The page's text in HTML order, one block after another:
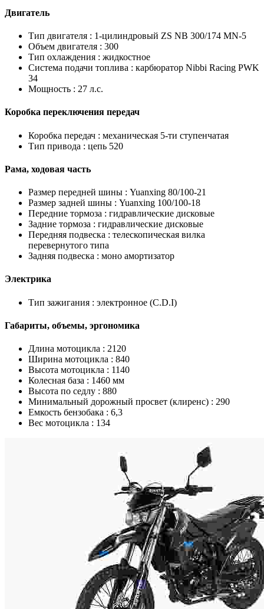
Двигатель
Тип двигателя : 1-цилиндровый ZS NB 300/174 MN-5
Объем двигателя : 300
Тип охлаждения : жидкостное
Система подачи топлива : карбюратор Nibbi Racing PWK
34
Мощность : 27 л.с.
Коробка переключения передач
Коробка передач : механическая 5-ти ступенчатая
Тип привода : цепь 520
Рама, ходовая часть
Размер передней шины : Yuanxing 80/100-21
Размер задней шины : Yuanxing 100/100-18
Передние тормоза : гидравлические дисковые
Задние тормоза : гидравлические дисковые
Передняя подвеска : телескопическая вилка
перевернутого типа
Задняя подвеска : моно амортизатор
Электрика
Тип зажигания : электронное (C.D.I)
Габариты, объемы, эргономика
Длина мотоцикла : 2120
Ширина мотоцикла : 840
Высота мотоцикла : 1140
Колесная база : 1460 мм
Высота по седлу : 880
Минимальный дорожный просвет (клиренс) : 290
Емкость бензобака : 6,3
Вес мотоцикла : 134